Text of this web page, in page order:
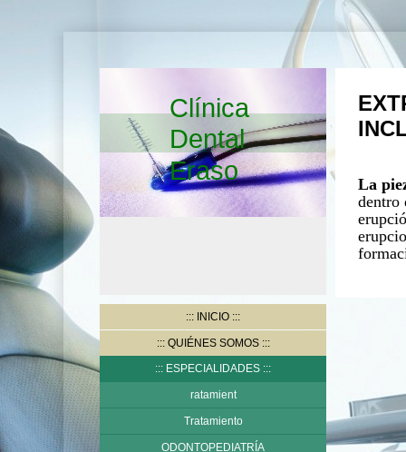
Clínica
Dental
Eraso
INICIO
QUIÉNES SOMOS
ESPECIALIDADES
ratamient
Tratamiento
ODONTOPEDIATRÍA
La
dentro